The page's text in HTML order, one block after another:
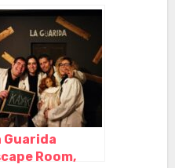
–
y León
Guarida
Room,